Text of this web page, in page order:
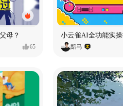
母？
65
小云雀AI全功能实
黯马